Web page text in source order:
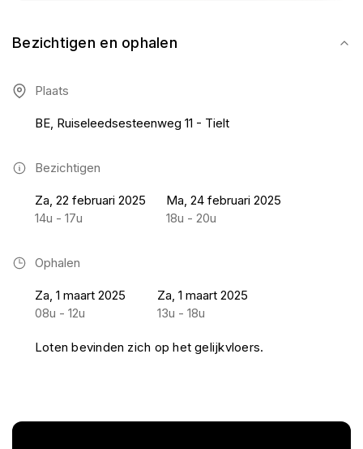
Bezichtigen en ophalen
Plaats
BE, Ruiseleedsesteenweg 11 - Tielt
Bezichtigen
Za, 22 februari 2025
14u - 17u
Ma, 24 februari 2025
18u - 20u
Ophalen
Za, 1 maart 2025
08u - 12u
Za, 1 maart 2025
13u - 18u
Loten bevinden zich op het gelijkvloers.